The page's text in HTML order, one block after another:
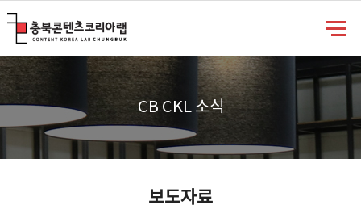
CB CKL 소식
보도자료